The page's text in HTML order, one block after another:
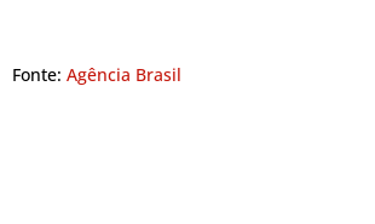
Fonte: Agência Brasil